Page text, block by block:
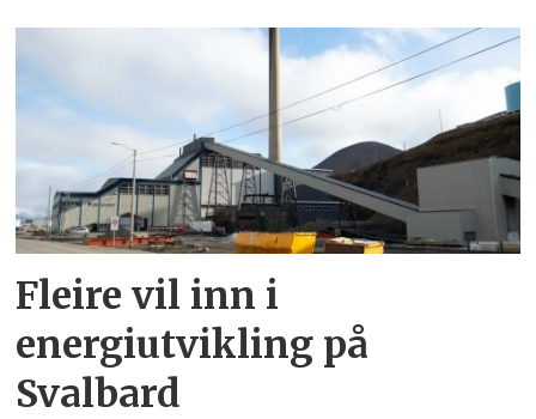
Fleire vil inn i
energiutvikling på
Svalbard